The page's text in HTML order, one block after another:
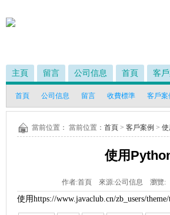
主頁 留言 公司信息 首頁 客
首頁 公司信息 留言 收費標準 客戶案
當前位置： 當前位置： 首頁 > 客戶案例 > 使
使用
作者:首頁來源:公司信息 瀏覽:
使用https://www.javaclub.cn/zb_users/